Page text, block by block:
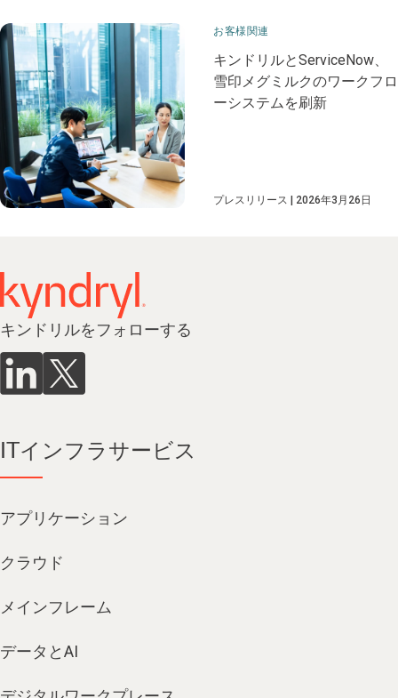
お客様関連
キンドリルとServiceNow、
雪印メグミルクのワークフロ
ーシステムを刷新
プレスリリース 2026年3月26日
キンドリルをフォローする
ITインフラサービス
アプリケーション
クラウド
メインフレーム
データとAI